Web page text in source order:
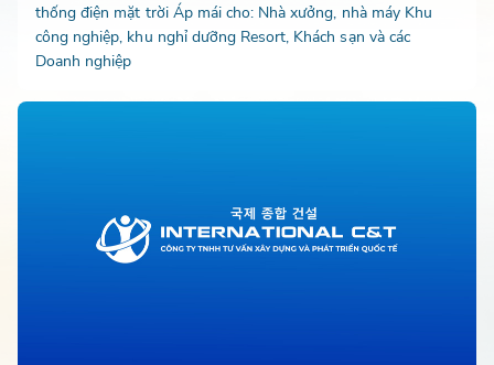
thống điện mặt trời Áp mái cho: Nhà xưởng, nhà máy Khu
công nghiệp, khu nghỉ dưỡng Resort, Khách sạn và các
Doanh nghiệp